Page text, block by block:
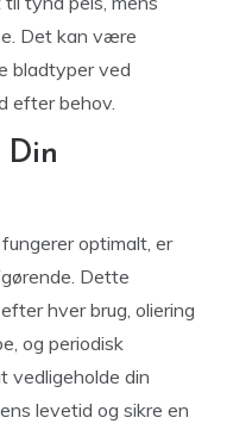
Det kan være
bladtyper ved
efter behov.
Din
optimalt, er
Dette
hver brug, oliering
og periodisk
vedligeholde din
levetid og sikre en